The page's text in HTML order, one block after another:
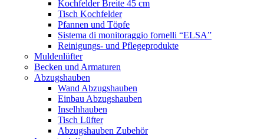
Kochfelder Breite 45 cm
Tisch Kochfelder
Pfannen und Töpfe
Sistema di monitoraggio fornelli “ELSA”
Reinigungs- und Pflegeprodukte
Muldenlüfter
Becken und Armaturen
Abzugshauben
Wand Abzugshauben
Einbau Abzugshauben
Inselhhauben
Tisch Lüfter
Abzugshauben Zubehör